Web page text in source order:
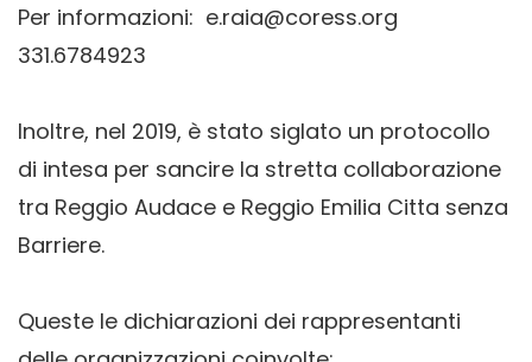
Per informazioni: e.raia@coress.org
331.6784923
Inoltre, nel 2019, è stato siglato un protocollo
di intesa per sancire la stretta collaborazione
tra Reggio Audace e Reggio Emilia Citta senza
Barriere.
Queste le dichiarazioni dei rappresentanti